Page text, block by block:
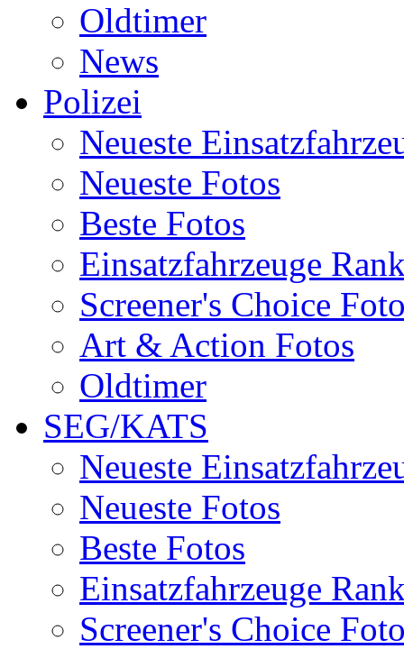
Oldtimer
News
Polizei
Neueste
Neueste Fotos
Beste Fotos
Einsatzfahrzeuge
Screener's Choice
Art & Action Fotos
Oldtimer
SEG/KATS
Neueste
Neueste Fotos
Beste Fotos
Einsatzfahrzeuge
Screener's Choice